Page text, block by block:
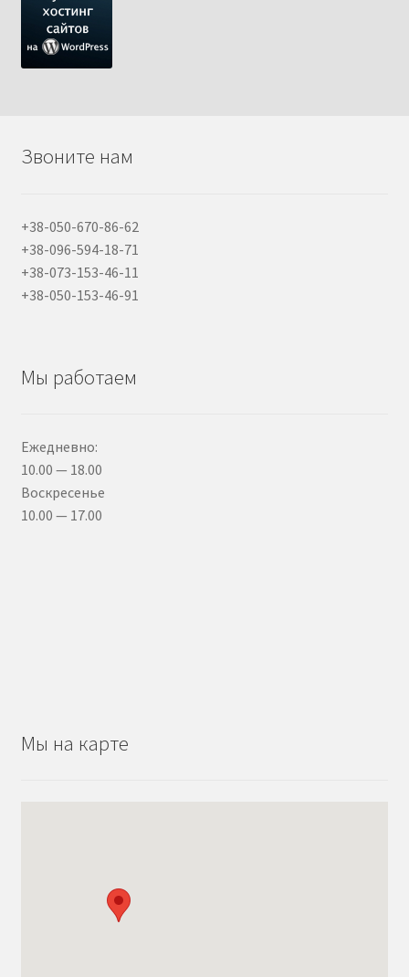
Звоните нам
+38-050-670-86-62
+38-096-594-18-71
+38-073-153-46-11
+38-050-153-46-91
Мы работаем
Ежедневно:
10.00 — 18.00
Воскресенье
10.00 — 17.00
Мы на карте